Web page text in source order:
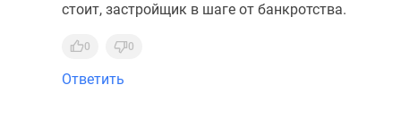
стоит, застройщик в шаге от банкротства.
0 0
Ответить